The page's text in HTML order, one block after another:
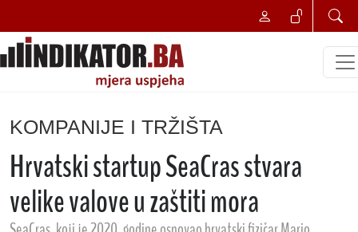
KOMPANIJE I TRŽIŠTA
Hrvatski startup SeaCras stvara
velike valove u zaštiti mora